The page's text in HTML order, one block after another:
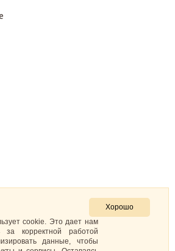
Хорошо
cookie. Это дает нам
за корректной работой
данные, чтобы